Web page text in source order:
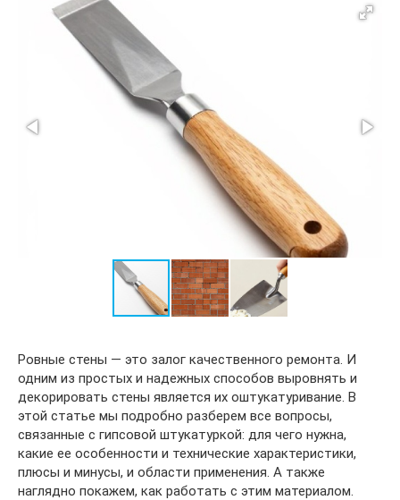
Ровные стены — это залог качественного ремонта. И
одним из простых и надежных способов выровнять и
декорировать стены является их оштукатуривание. В
этой статье мы подробно разберем все вопросы,
связанные с гипсовой штукатуркой: для чего нужна,
какие ее особенности и технические характеристики,
плюсы и минусы, и области применения. А также
наглядно покажем, как работать с этим материалом.